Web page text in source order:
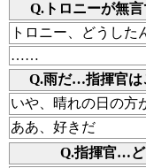
Q.トロニーが無
トロニー、どうした
……
Q.雨だ…指揮官は
いや、晴れの日の方
ああ、好きだ
Q.指揮官…